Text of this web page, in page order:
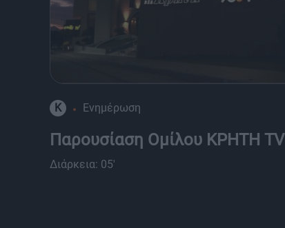
K Ενημέρωση
Παρουσίαση Ομίλου ΚΡΗΤΗ TV
Διάρκεια: 05'